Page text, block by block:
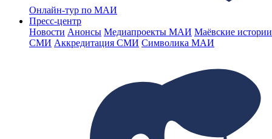
Онлайн-тур по МАИ
Пресс-центр
Новости Анонсы Медиапроекты МАИ Маёвские
СМИ Аккредитация СМИ Символика МАИ